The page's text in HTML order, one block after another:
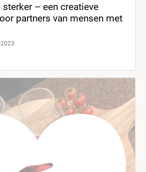
sterker – een creatieve
partners van mensen met